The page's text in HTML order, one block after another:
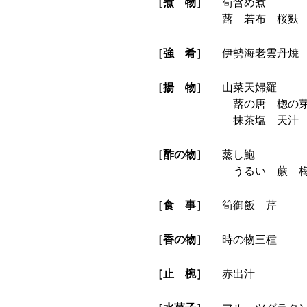
［煮 物］
筍含め煮
蕗 若布 桜麩
［強 肴］ 伊勢海老雲丹焼
［揚 物］
山菜天婦羅
蕗の唐 楤の
抹茶塩 天汁
［酢の物］
蒸し鮑
うるい 蕨
［食 事］ 筍御飯 芹
［香の物］ 時の物三種
［止 椀］ 赤出汁